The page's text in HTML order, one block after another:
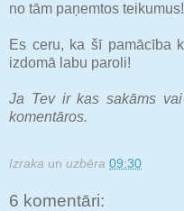
no tām paņemtos teikumus!
Es ceru, ka šī pamācība
izdomā labu paroli!
Ja Tev ir kas sakāms
komentāros.
Izraka un uzbēra 09:30
6 komentāri: